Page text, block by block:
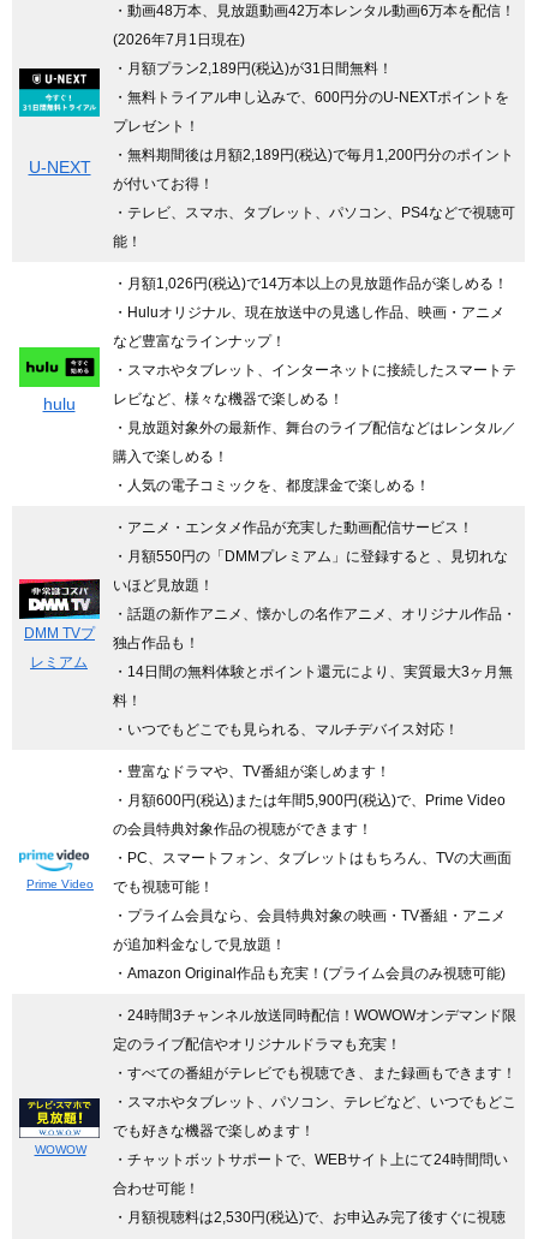
U-NEXT
・動画48万本、見放題動画42万本レンタル動画6万本を配信！
(2026年7月1日現在)
・月額プラン2,189円(税込)が31日間無料！
・無料トライアル申し込みで、600円分のU-NEXTポイントを
プレゼント！
・無料期間後は月額2,189円(税込)で毎月1,200円分のポイント
が付いてお得！
・テレビ、スマホ、タブレット、パソコン、PS4などで視聴可
能！
hulu
・月額1,026円(税込)で14万本以上の見放題作品が楽しめる！
・Huluオリジナル、現在放送中の見逃し作品、映画・アニメ
など豊富なラインナップ！
・スマホやタブレット、インターネットに接続したスマートテ
レビなど、様々な機器で楽しめる！
・見放題対象外の最新作、舞台のライブ配信などはレンタル／
購入で楽しめる！
・人気の電子コミックを、都度課金で楽しめる！
DMM TVプ
レミアム
・アニメ・エンタメ作品が充実した動画配信サービス！
・月額550円の「DMMプレミアム」に登録すると 、見切れな
いほど見放題！
・話題の新作アニメ、懐かしの名作アニメ、オリジナル作品・
独占作品も！
・14日間の無料体験とポイント還元により、実質最大3ヶ月無
料！
・いつでもどこでも見られる、マルチデバイス対応！
Prime Video
・豊富なドラマや、TV番組が楽しめます！
・月額600円(税込)または年間5,900円(税込)で、Prime Video
の会員特典対象作品の視聴ができます！
・PC、スマートフォン、タブレットはもちろん、TVの大画面
でも視聴可能！
・プライム会員なら、会員特典対象の映画・TV番組・アニメ
が追加料金なしで見放題！
・Amazon Original作品も充実！(プライム会員のみ視聴可能)
WOWOW
・24時間3チャンネル放送同時配信 ！WOWOWオンデマンド限
定のライブ配信やオリジナルドラマも充実！
・すべての番組がテレビでも視聴でき、また録画もできます！
・スマホやタブレット、パソコン、テレビなど、いつでもどこ
でも好きな機器で楽しめます！
・チャットボットサポートで、WEBサイト上にて24時間問い
合わせ可能！
・月額視聴料は2,530円(税込)で、お申込み完了後すぐに視聴